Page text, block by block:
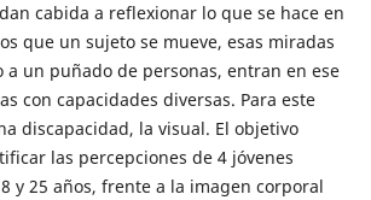
cabida a reflexionar lo que se hace en
que un sujeto se mueve, esas miradas
a un puñado de personas, entran en ese
con capacidades diversas. Para este
discapacidad, la visual. El objetivo
las percepciones de 4 jóvenes
y 25 años, frente a la imagen corporal